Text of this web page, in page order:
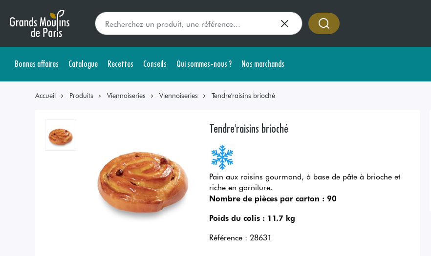
Bonnes affaires Catalogue Recettes Conseils Qui sommes-nous ? Nos marchands
Accueil Produits Viennoiseries Viennoiseries Tendre'raisins brioché
Tendre'raisins brioché
Pain aux raisins gourmand, à base de pâte à brioche et
riche en garniture.
Nombre de pièces par carton : 90
Poids du colis : 11.7 kg
Référence : 28631